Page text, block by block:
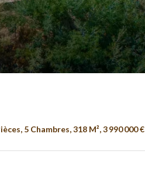
5 Chambres, 318 M², 3 990 000 €